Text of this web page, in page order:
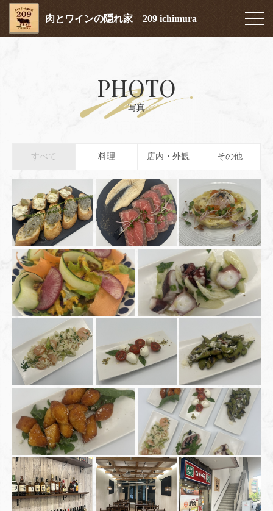
肉とワインの隠れ家 209 ichimura
PHOTO
写真
すべて 料理 店内・外観 その他